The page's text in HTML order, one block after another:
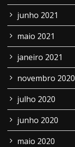
junho 2021
maio 2021
janeiro 2021
novembro 2020
julho 2020
junho 2020
maio 2020